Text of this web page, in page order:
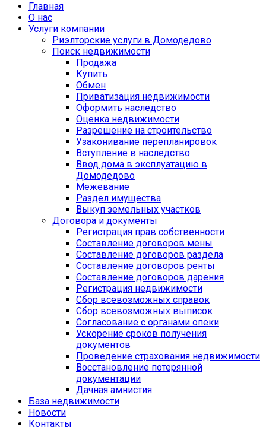
Главная
О нас
Услуги компании
Риэлторские услуги в Домодедово
Поиск недвижимости
Продажа
Купить
Обмен
Приватизация недвижимости
Оформить наследство
Оценка недвижимости
Разрешение на строительство
Узаконивание перепланировок
Вступление в наследство
Ввод дома в эксплуатацию в
Домодедово
Межевание
Раздел имущества
Выкуп земельных участков
Договора и документы
Регистрация прав собственности
Составление договоров мены
Составление договоров раздела
Составление договоров ренты
Составление договоров дарения
Регистрация недвижимости
Сбор всевозможных справок
Сбор всевозможных выписок
Согласование с органами опеки
Ускорение сроков получения
документов
Проведение страхования недвижимости
Восстановление потерянной
документации
Дачная амнистия
База недвижимости
Новости
Контакты